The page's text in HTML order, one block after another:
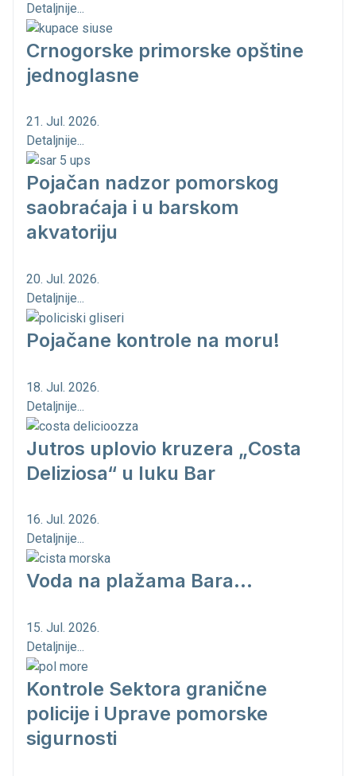
Detaljnije...
Crnogorske primorske opštine
jednoglasne
21. Jul. 2026.
Detaljnije...
Pojačan nadzor pomorskog
saobraćaja i u barskom
akvatoriju
20. Jul. 2026.
Detaljnije...
Pojačane kontrole na moru!
18. Jul. 2026.
Detaljnije...
Jutros uplovio kruzera „Costa
Deliziosa“ u luku Bar
16. Jul. 2026.
Detaljnije...
Voda na plažama Bara...
15. Jul. 2026.
Detaljnije...
Kontrole Sektora granične
policije i Uprave pomorske
sigurnosti